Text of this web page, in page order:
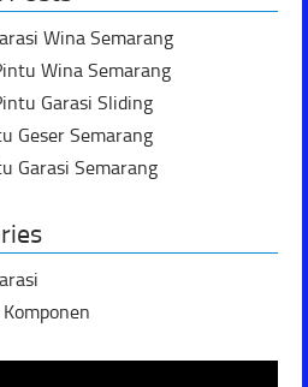
Wina Semarang
Wina Semarang
Garasi Sliding
Geser Semarang
Garasi Semarang